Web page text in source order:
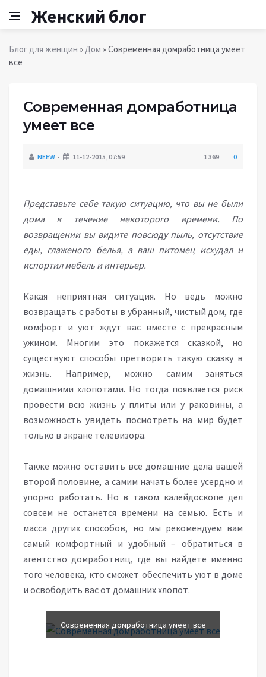
Женский блог
Блог для женщин »Дом » Современная домработница умеет
все
Современная домработница
умеет все
NEEW 11-12-2015, 07:59 1 369 0
Представьте себе такую ситуацию, что вы не были
дома в течение некоторого времени. По
возвращении вы видите повсюду пыль, отсутствие
еды, глаженого белья, а ваш питомец исхудал и
испортил мебель и интерьер.
Какая неприятная ситуация. Но ведь можно
возвращать с работы в убранный, чистый дом, где
комфорт и уют ждут вас вместе с прекрасным
ужином. Многим это покажется сказкой, но
существуют способы претворить такую сказку в
жизнь. Например, можно самим заняться
домашними хлопотами. Но тогда появляется риск
провести всю жизнь у плиты или у раковины, а
возможность увидеть посмотреть на мир будет
только в экране телевизора.
Также можно оставить все домашние дела вашей
второй половине, а самим начать более усердно и
упорно работать. Но в таком калейдоскопе дел
совсем не останется времени на семью. Есть и
масса других способов, но мы рекомендуем вам
самый комфортный и удобный – обратиться в
агентство домработниц, где вы найдете именно
того человека, кто сможет обеспечить уют в доме
и освободить вас от домашних хлопот.
Современная домработница умеет все